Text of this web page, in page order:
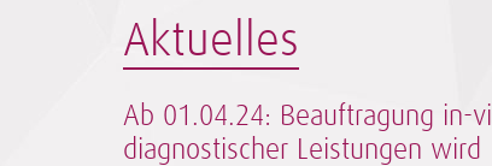
Aktuelles
Ab 01.04.24: Beauftragung in-
diagnostischer Leistungen wird